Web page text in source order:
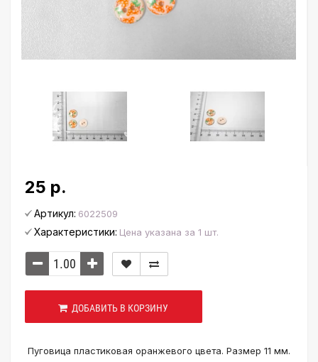
25 р.
Артикул: 6022509
Характеристики: Цена указана за 1 шт.
ДОБАВИТЬ В КОРЗИНУ
Пуговица пластиковая оранжевого цвета. Размер 11 мм.